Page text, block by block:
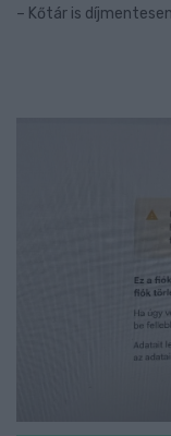
– Kőtár is